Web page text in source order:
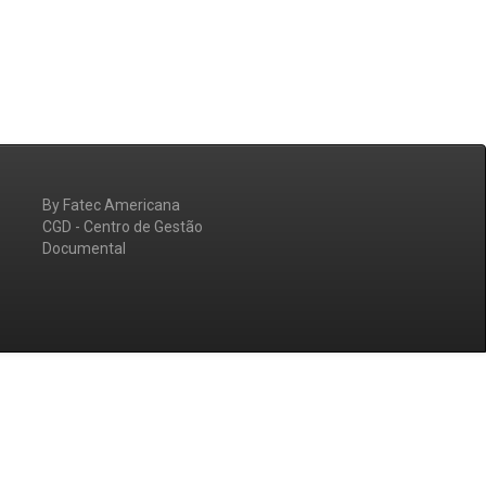
By Fatec Americana
CGD - Centro de Gestão
Documental